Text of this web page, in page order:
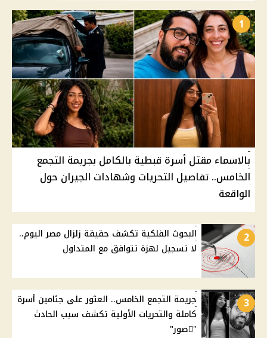
1
بالاسماء مقتل أسرة قبطية بالكامل بجريمة التجمع
الخامس.. تفاصيل التحريات وشهادات الجيران حول
الواقعة
2
البحوث الفلكية تكشف حقيقة زلزال مصر اليوم..
لا تسجيل لهزة تتوافق مع المتداول
3
جريمة التجمع الخامس.. العثور على جثامين أسرة
كاملة والتحريات الأولية تكشف سبب الحادث
"ًصور"